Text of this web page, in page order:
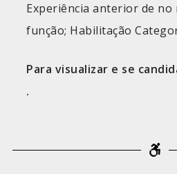
Experiência anterior de no
função; Habilitação
Para visualizar e se
.